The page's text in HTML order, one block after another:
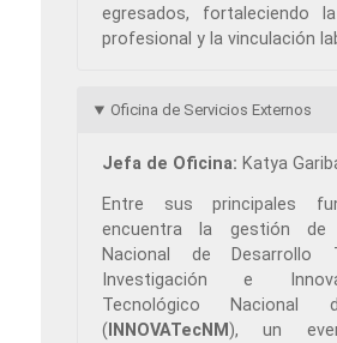
egresados, fortaleciendo
profesional y la vinculación
Oficina de Servicios Externos
Jefa de Oficina: Katya
Entre sus principales
encuentra la gestión de
Nacional de Desarrollo
Investigación e
Tecnológico Nacional
( INNOVATecNM ), un